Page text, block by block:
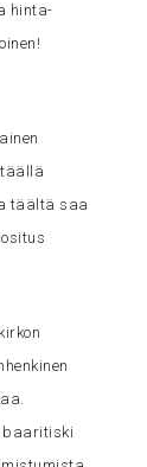
hinta-
täältä saa
baaritiski